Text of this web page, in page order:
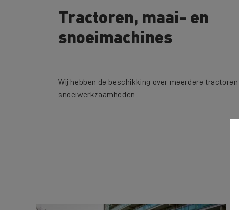
Tractoren, maai- en
snoeimachines
Wij hebben de beschikking over meerdere
snoeiwerkzaamheden.